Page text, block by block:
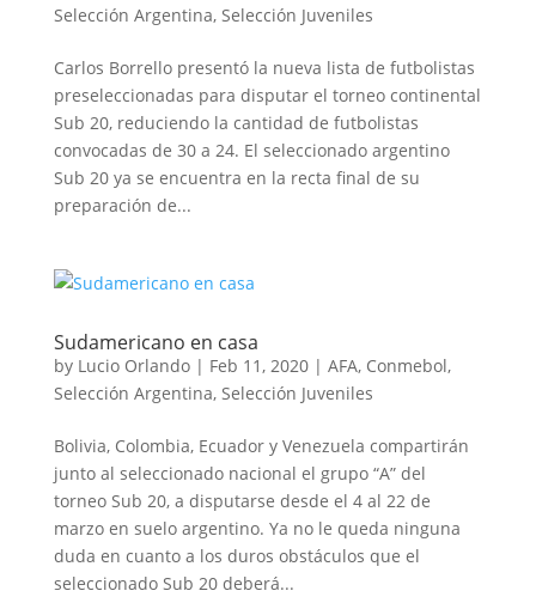
Selección Argentina, Selección Juveniles
Carlos Borrello presentó la nueva lista de futbolistas
preseleccionadas para disputar el torneo continental
Sub 20, reduciendo la cantidad de futbolistas
convocadas de 30 a 24. El seleccionado argentino
Sub 20 ya se encuentra en la recta final de su
preparación de...
Sudamericano en casa
by Lucio Orlando| Feb 11, 2020| AFA, Conmebol,
Selección Argentina, Selección Juveniles
Bolivia, Colombia, Ecuador y Venezuela compartirán
junto al seleccionado nacional el grupo “A” del
torneo Sub 20, a disputarse desde el 4 al 22 de
marzo en suelo argentino. Ya no le queda ninguna
duda en cuanto a los duros obstáculos que el
seleccionado Sub 20 deberá...